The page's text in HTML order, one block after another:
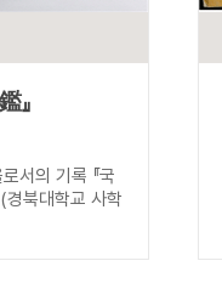
』
서의 기록 『국
북대학교 사학